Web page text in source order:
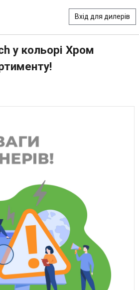
Вхід для дилерів
у кольорі Хром